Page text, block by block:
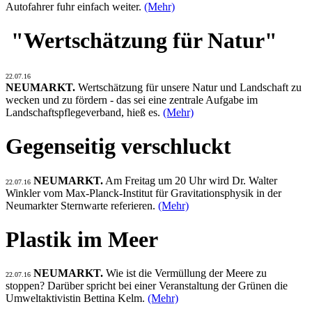
Autofahrer fuhr einfach weiter. (Mehr)
"Wertschätzung für Natur"
22.07.16
NEUMARKT. Wertschätzung für unsere Natur und Landschaft zu
wecken und zu fördern - das sei eine zentrale Aufgabe im
Landschaftspflegeverband, hieß es. (Mehr)
Gegenseitig verschluckt
22.07.16 NEUMARKT. Am Freitag um 20 Uhr wird Dr. Walter
Winkler vom Max-Planck-Institut für Gravitationsphysik in der
Neumarkter Sternwarte referieren. (Mehr)
Plastik im Meer
22.07.16 NEUMARKT. Wie ist die Vermüllung der Meere zu
stoppen? Darüber spricht bei einer Veranstaltung der Grünen die
Umweltaktivistin Bettina Kelm. (Mehr)